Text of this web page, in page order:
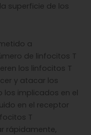
superficie de los
a
de linfocitos T
los linfocitos T
y atacar los
los implicados en el
en el receptor
T
rápidamente,